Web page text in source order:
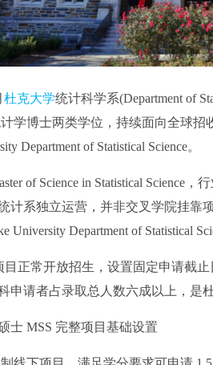
杜克大学统计科学系(Department of
计学博士两类学位，持续面向全球
Department of Statistical Science。
of Science in Statistical Science，
计系独立运营，并非交叉学院挂靠
Department of Statistical
正常开放招生，设置固定申请截止
申请者占录取总人数六成以上，是
MSS 完整项目基础设置